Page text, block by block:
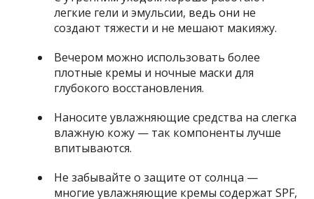
легкие гели и эмульсии, ведь они не
создают тяжести и не мешают макияжу.
Вечером можно использовать более
плотные кремы и ночные маски для
глубокого восстановления.
Наносите увлажняющие средства на слегка
влажную кожу — так компоненты лучше
впитываются.
Не забывайте о защите от солнца —
многие увлажняющие кремы содержат SPF,